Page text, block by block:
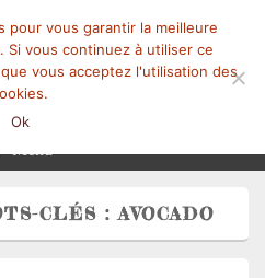
CLÉS :AVOCADO
pour vous garantir la meilleure
vous continuez à utiliser ce
vous acceptez l'utilisation des
Ok